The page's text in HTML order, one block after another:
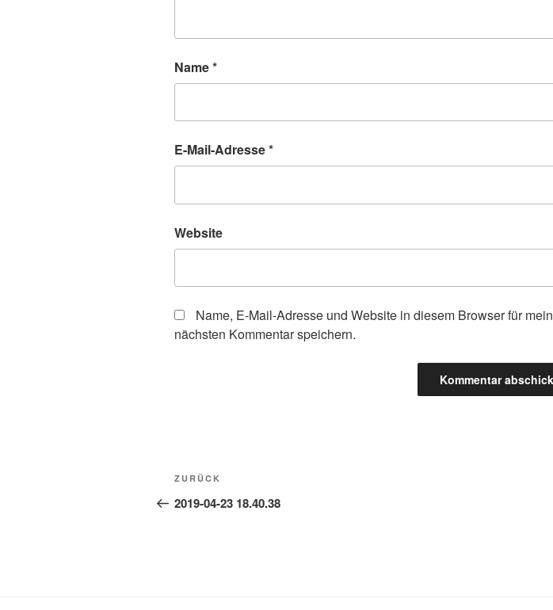
Name*
E-Mail-Adresse*
Website
Name, E-Mail-Adresse und Website in diesem Browser für
nächsten Kommentar speichern.
Beitragsnavigation
Vorheriger
Beitrag
ZURÜCK
2019-04-23 18.40.38